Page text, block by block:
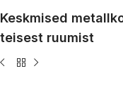
Keskmised
teisest ruumist